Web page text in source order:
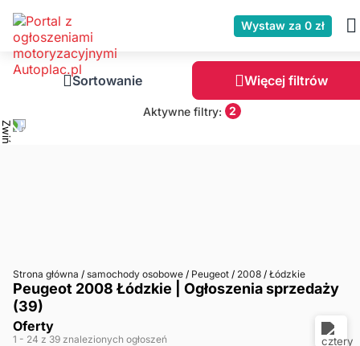
Wystaw za 0 zł
Sortowanie Więcej filtrów
Aktywne filtry: 2
Strona główna / samochody osobowe / Peugeot / 2008 / Łódzkie
Peugeot 2008 Łódzkie | Ogłoszenia sprzedaży
(39)
Oferty
1 - 24 z 39 znalezionych ogłoszeń